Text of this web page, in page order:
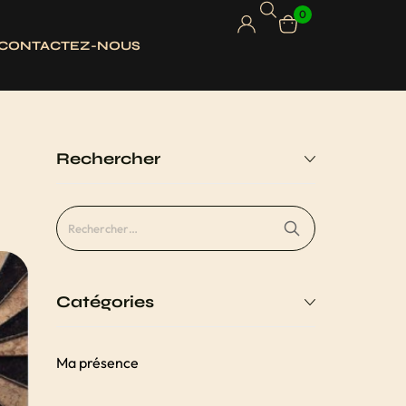
NOUS
0
Rechercher
Catégories
Ma présence